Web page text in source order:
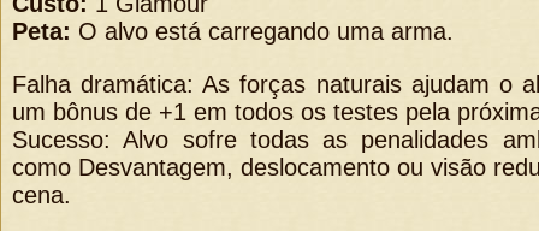
Peta: O alvo está carregando uma arma.
Falha dramática: As forças naturais ajudam o
um bônus de +1 em todos os testes pela
Sucesso: Alvo sofre todas as penalidades
como Desvantagem, deslocamento ou visão
cena.